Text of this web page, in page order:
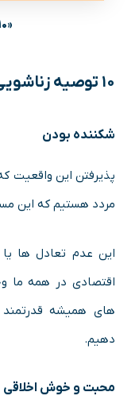
«۱۰ توصیه زناشویی»
۱۰ توصیه زناشویی از ۱۰ کتاب برتر دنیا
شکننده بودن
پذیرفتن این واقعیت
مردد هستیم که این
این عدم تعادل ها
اقتصادی در همه ما
های همیشه
دهیم.
محبت و خوش اخلاقی